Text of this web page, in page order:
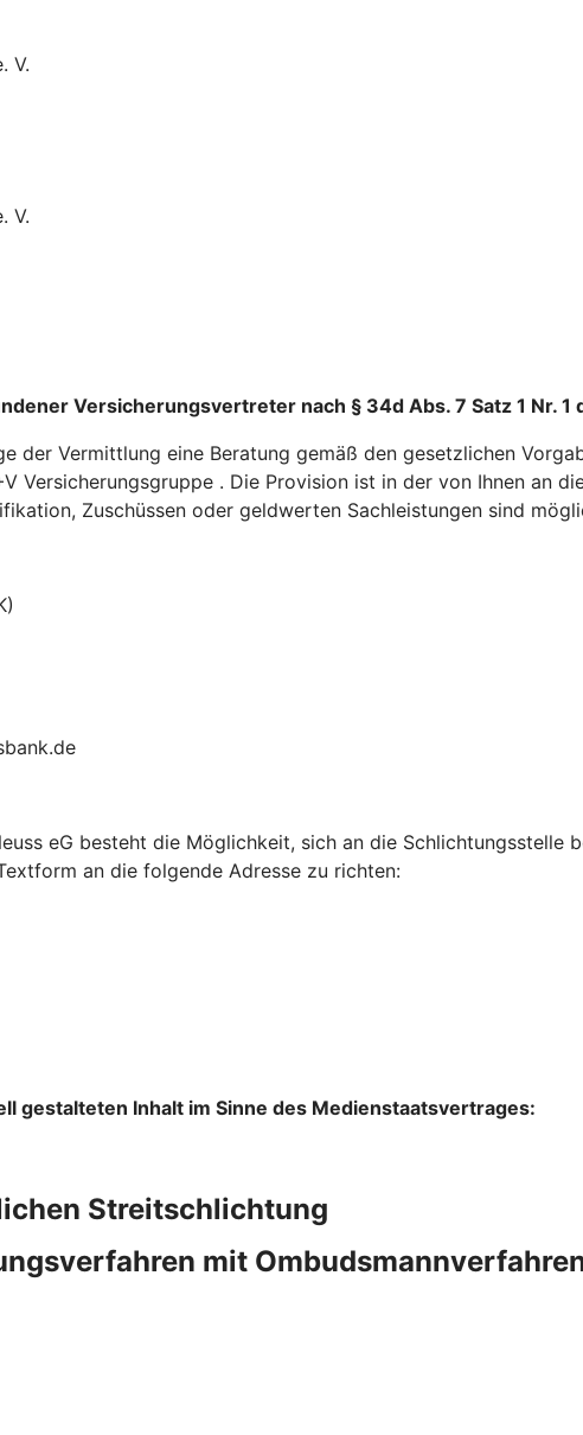
V.
V.
Versicherungsvertreter nach § 34d Abs. 7 Satz 1 Nr.
der Vermittlung eine Beratung gemäß den gesetzlichen
Versicherungsgruppe . Die Provision ist in der von Ihnen an
Zuschüssen oder geldwerten Sachleistungen sind
eG besteht die Möglichkeit, sich an die Schlichtungsstelle
an die folgende Adresse zu richten:
gestalteten Inhalt im Sinne des Medienstaatsvertrages:
Streitschlichtung
mit